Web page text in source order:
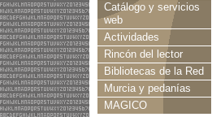
Catálogo y servicios
web
Actividades
Rincón del lector
Bibliotecas de la Red
Murcia y pedanías
MAGICO